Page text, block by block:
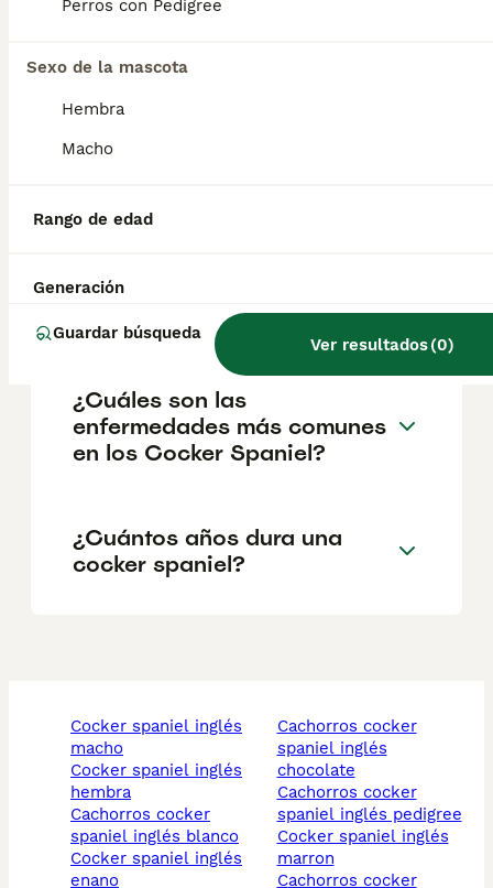
Perros con Pedigree
Sexo de la mascota
Hembra
Macho
Rango de edad
Generación
Guardar búsqueda
Ver resultados(0)
¿Cuáles son las ventajas y
desventajas del cocker
un Cocker Spaniel y un
cocker spaniel inglés?
¿Cuáles son las
enfermedades más comunes
en los Cocker Spaniel?
¿Cuántos años dura una
cocker spaniel?
cocker spaniel inglés
macho
cocker spaniel inglés
hembra
cachorros cocker
spaniel inglés blanco
cocker spaniel inglés
enano
cachorros cocker
spaniel inglés
chocolate
cachorros cocker
spaniel inglés pedigree
cocker spaniel inglés
marron
cachorros cocker